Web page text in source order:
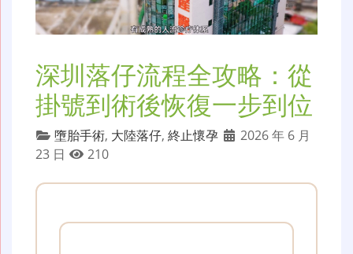
深圳落仔流程全攻略：從
掛號到術後恢復一步到位
墮胎手術, 大陸落仔, 終止懷孕
2026 年 6 月
23 日
210